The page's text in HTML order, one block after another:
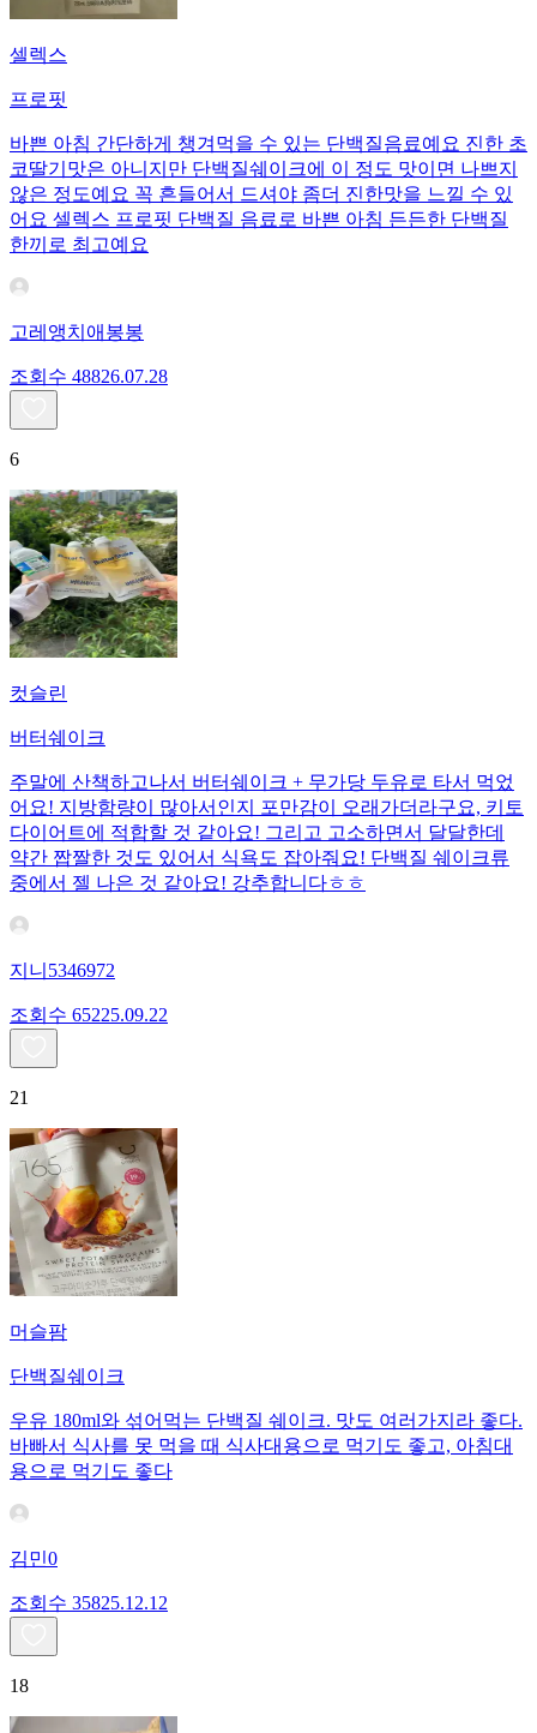
셀렉스
프로핏
바쁜 아침 간단하게 챙겨먹을 수 있는 단백질음료예요 진한 초
코딸기맛은 아니지만 단백질쉐이크에 이 정도 맛이면 나쁘지
않은 정도예요 꼭 흔들어서 드셔야 좀더 진한맛을 느낄 수 있
어요 셀렉스 프로핏 단백질 음료로 바쁜 아침 든든한 단백질
한끼로 최고예요
고레앵치애봉봉
조회수 48826.07.28
6
컷슬린
버터쉐이크
주말에 산책하고나서 버터쉐이크 + 무가당 두유로 타서 먹었
어요! 지방함량이 많아서인지 포만감이 오래가더라구요, 키토
다이어트에 적합할 것 같아요! 그리고 고소하면서 달달한데
약간 짭짤한 것도 있어서 식욕도 잡아줘요! 단백질 쉐이크류
중에서 젤 나은 것 같아요! 강추합니다ㅎㅎ
지니5346972
조회수 65225.09.22
21
머슬팜
단백질쉐이크
우유 180ml와 섞어먹는 단백질 쉐이크. 맛도 여러가지라 좋다.
바빠서 식사를 못 먹을 때 식사대용으로 먹기도 좋고, 아침대
용으로 먹기도 좋다
김민0
조회수 35825.12.12
18